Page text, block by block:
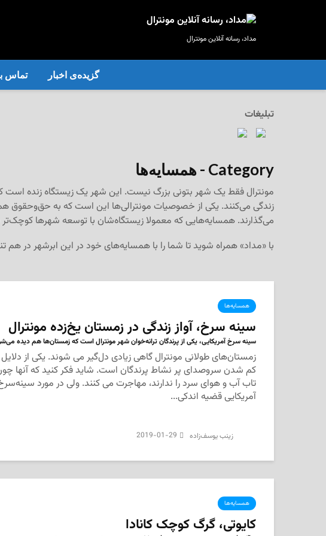
مداد، رسانه آنلاین مونترال
گزیده‌ی‌ اخبار تماس
تبلیغات
Category - همسایه‌ها
مونترال فقط یک شهر بتونی بزرگ نیست. این شهر یک زیستگاه زنده است
زندگی می‌کنند. یکی از خصوصیات مونترالی‌ها این است که به حق‌وحقوق
می‌گذارند. همسایه‌هایی که معمولا زیستگاه‌شان با توسعه شهرها
با «مداد» همراه شوید تا شما را با همسایه‌های خود در این ابرشهر در هم
همسایه‌ها
سینه سرخ، آواز زندگی در زمستان یخ‌زده مونترال
سینه سرخ آمریکایی، یکی از پرندگان ترانه‌خوان شهر مونترال است که زمستان‌ها هم دیده
زمستان‌های طولانی مونترال گاهی زیادی دل‌گیر می شوند. یکی از
کم شدن سروصدای پر نشاط پرندگان است. شاید فکر کنید که آنها
تاب آب و هوای سرد را ندارند، مهاجرت می کنند. ولی در مورد
آمریکایی قضیه اندکی...
‌ زینب یوسف‌زاده 2019-01-29
همسایه‌ها
کایوتی، گرگ کوچک کانادا